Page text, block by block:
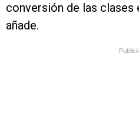
conversión de las clases
añade.